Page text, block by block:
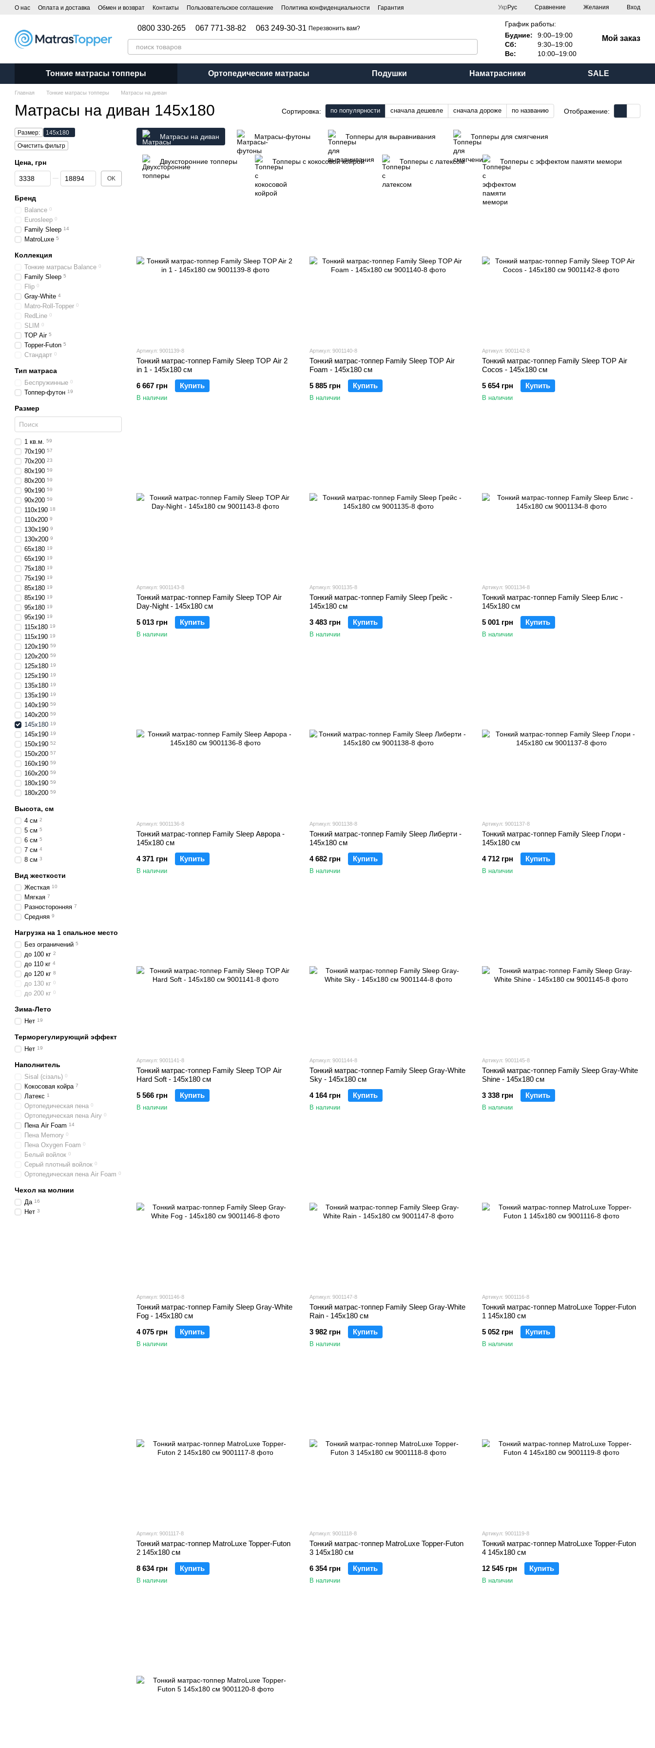
Перейти к основному контенту
О нас Оплата и доставка Обмен и возврат Контакты Пользовательское соглашение Политика конфиденциальности
Гарантия
Укр Рус Сравнение Желания Вход
0800 330-265 067 771-38-82 063 249-30-31 Перезвонить вам?
График работы:
Будние:
9:00–19:00
Сб:
9:30–19:00
Вс:
10:00–19:00
Мой заказ
Тонкие матрасы топперы Ортопедические матрасы Подушки Наматрасники SALE
Главная Тонкие матрасы топперы Матрасы на диван
Матрасы на диван 145х180 Сортировка: по популярности сначала дешевле сначала дороже по названию Отображение:
Матрасы на диван Матрасы-футоны Топперы для выравнивания Топперы для смягчения
Двухсторонние топперы Топперы с кокосовой койрой Топперы с латексом Топперы с эффектом памяти мемори
Артикул: 9001139-8
Тонкий матрас-топпер Family Sleep TOP Air 2
in 1 - 145х180 см
6 667 грн
Купить
В наличии
Артикул: 9001140-8
Тонкий матрас-топпер Family Sleep TOP Air
Foam - 145х180 см
5 885 грн
Купить
В наличии
Артикул: 9001142-8
Тонкий матрас-топпер Family Sleep TOP Air
Cocos - 145х180 см
5 654 грн
Купить
В наличии
Артикул: 9001143-8
Тонкий матрас-топпер Family Sleep TOP Air
Day-Night - 145х180 см
5 013 грн
Купить
В наличии
Артикул: 9001135-8
Тонкий матрас-топпер Family Sleep Грейс -
145х180 см
3 483 грн
Купить
В наличии
Артикул: 9001134-8
Тонкий матрас-топпер Family Sleep Блис -
145х180 см
5 001 грн
Купить
В наличии
Артикул: 9001136-8
Тонкий матрас-топпер Family Sleep Аврора -
145х180 см
4 371 грн
Купить
В наличии
Артикул: 9001138-8
Тонкий матрас-топпер Family Sleep Либерти -
145х180 см
4 682 грн
Купить
В наличии
Артикул: 9001137-8
Тонкий матрас-топпер Family Sleep Глори -
145х180 см
4 712 грн
Купить
В наличии
Артикул: 9001141-8
Тонкий матрас-топпер Family Sleep TOP Air
Hard Soft - 145х180 см
5 566 грн
Купить
В наличии
Артикул: 9001144-8
Тонкий матрас-топпер Family Sleep Gray-White
Sky - 145х180 см
4 164 грн
Купить
В наличии
Артикул: 9001145-8
Тонкий матрас-топпер Family Sleep Gray-White
Shine - 145х180 см
3 338 грн
Купить
В наличии
Артикул: 9001146-8
Тонкий матрас-топпер Family Sleep Gray-White
Fog - 145х180 см
4 075 грн
Купить
В наличии
Артикул: 9001147-8
Тонкий матрас-топпер Family Sleep Gray-White
Rain - 145х180 см
3 982 грн
Купить
В наличии
Артикул: 9001116-8
Тонкий матрас-топпер MatroLuxe Topper-Futon
1 145x180 см
5 052 грн
Купить
В наличии
Артикул: 9001117-8
Тонкий матрас-топпер MatroLuxe Topper-Futon
2 145x180 см
8 634 грн
Купить
В наличии
Артикул: 9001118-8
Тонкий матрас-топпер MatroLuxe Topper-Futon
3 145x180 см
6 354 грн
Купить
В наличии
Артикул: 9001119-8
Тонкий матрас-топпер MatroLuxe Topper-Futon
4 145x180 см
12 545 грн
Купить
В наличии
Размер:
145х180
Очистить фильтр
Цена, грн
От Цена, грн
До Цена, грн OK
Бренд
Balance 0
Eurosleep 0
Family Sleep 14
MatroLuxe 5
Коллекция
Тонкие матрасы Balance 0
Family Sleep 5
Flip 0
Gray-White 4
Matro-Roll-Topper 0
RedLine 0
SLIM 0
TOP Air 5
Topper-Futon 5
Стандарт 0
Тип матраса
Беспружинные 0
Топпер-футон 19
Размер
1 кв.м. 59
70х190 57
70х200 23
80х190 59
80х200 59
90х190 59
90х200 59
110х190 18
110х200 9
130х190 9
130х200 9
65х180 19
65х190 19
75х180 19
75х190 19
85х180 19
85х190 19
95х180 19
95х190 19
115х180 19
115х190 19
120х190 59
120х200 59
125х180 19
125х190 19
135х180 19
135х190 19
140х190 59
140х200 59
145х180 19
145х190 19
150х190 52
150х200 57
160х190 59
160х200 59
180х190 59
180х200 59
Высота, см
4 см 2
5 см 5
6 см 5
7 см 4
8 см 3
Вид жесткости
Жесткая 10
Мягкая 7
Разносторонняя 7
Средняя 9
Нагрузка на 1 спальное место
Без ограничений 5
до 100 кг 2
до 110 кг 4
до 120 кг 8
до 130 кг 0
до 200 кг 0
Зима-Лето
Нет 19
Терморегулирующий эффект
Нет 19
Наполнитель
Sisal (сізаль) 0
Кокосовая койра 7
Латекс 1
Ортопедическая пена 0
Ортопедическая пена Airy 0
Пена Air Foam 14
Пена Memory 0
Пена Oxygen Foam 0
Белый войлок 0
Серый плотный войлок 0
Ортопедическая пена Air Foam 0
Чехол на молнии
Да 16
Нет 3